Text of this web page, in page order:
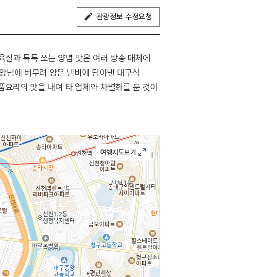
관광정보 수정요청
과 톡톡 쏘는 양념 맛은 여러 방송 매체에
념에 버무려 양은 냄비에 담아낸 대구식
리의 맛을 내며 타 업체와 차별화를 둔 것이